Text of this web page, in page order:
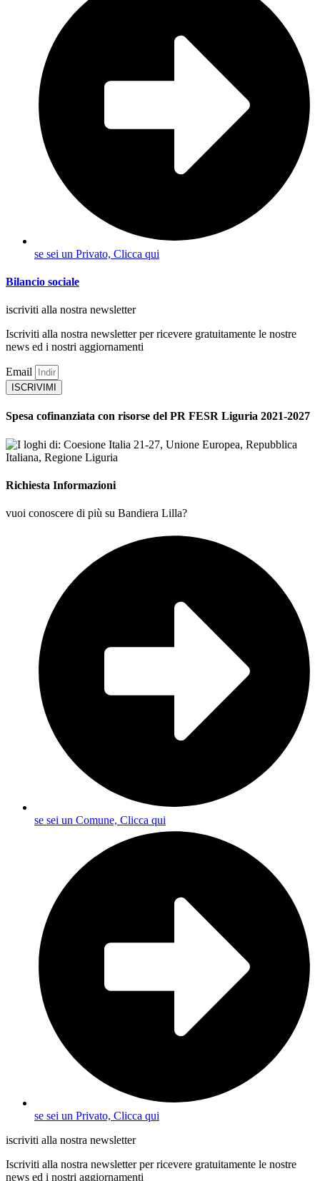
se sei un Privato, Clicca qui
Bilancio sociale
iscriviti alla nostra newsletter
Iscriviti alla nostra newsletter per ricevere gratuitamente le nostre
news ed i nostri aggiornamenti
Email
ISCRIVIMI
Spesa cofinanziata con risorse del PR FESR Liguria 2021-2027
Richiesta Informazioni
vuoi conoscere di più su Bandiera Lilla?
se sei un Comune, Clicca qui
se sei un Privato, Clicca qui
iscriviti alla nostra newsletter
Iscriviti alla nostra newsletter per ricevere gratuitamente le nostre
news ed i nostri aggiornamenti